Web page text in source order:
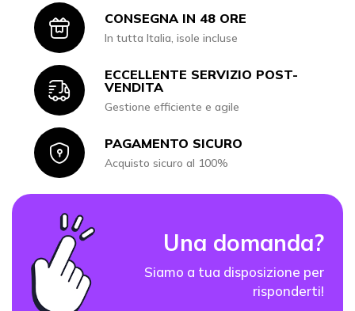
IconCONSEGNA IN 48 ORE
In tutta Italia, isole incluse
Icon
ECCELLENTE SERVIZIO POST-
VENDITA
Gestione efficiente e agile
IconPAGAMENTO SICURO
Acquisto sicuro al 100%
Una domanda?
Siamo a tua disposizione per
risponderti!